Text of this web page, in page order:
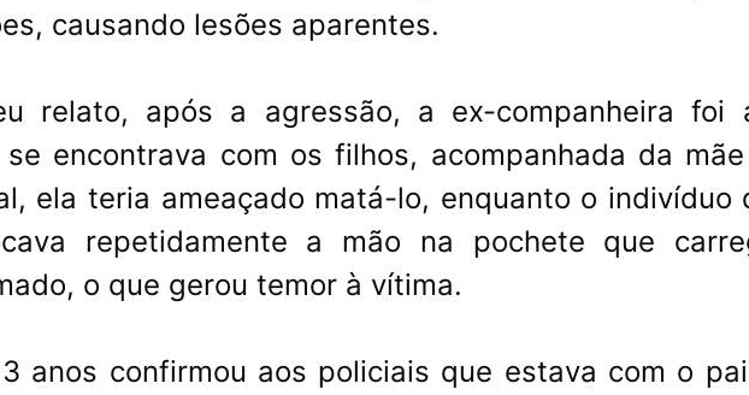
causando lesões aparentes.
relato, após a agressão, a ex-companheira foi
encontrava com os filhos, acompanhada da
ela teria ameaçado matá-lo, enquanto o indivíduo
repetidamente a mão na pochete que
o que gerou temor à vítima.
anos confirmou aos policiais que estava com o